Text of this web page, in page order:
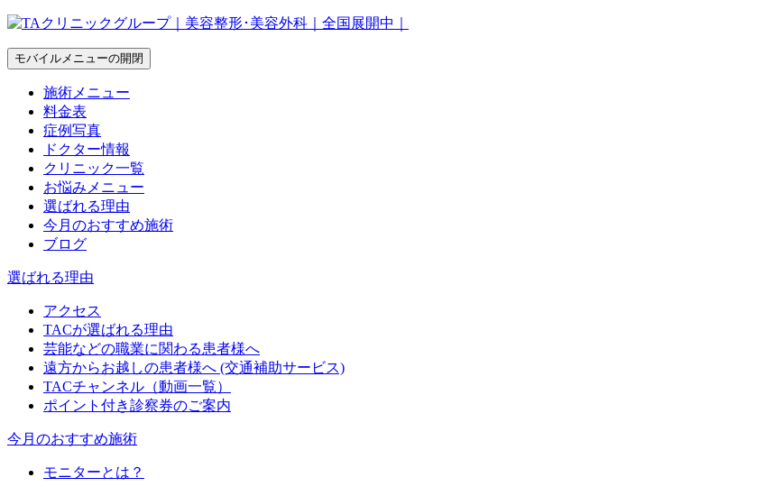
モバイルメニューの開閉
施術メニュー
料金表
症例写真
ドクター情報
クリニック一覧
お悩みメニュー
選ばれる理由
今月のおすすめ施術
ブログ
選ばれる理由
アクセス
TACが選ばれる理由
芸能などの職業に関わる患者様へ
遠方からお越しの患者様へ (交通補助サービス)
TACチャンネル（動画一覧）
ポイント付き診察券のご案内
今月のおすすめ施術
モニターとは？